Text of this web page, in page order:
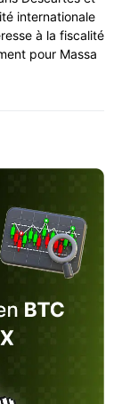
internationale
à la fiscalité
pour Massa